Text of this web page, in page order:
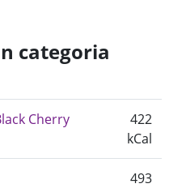
categoria
Cherry
422
kCal
493